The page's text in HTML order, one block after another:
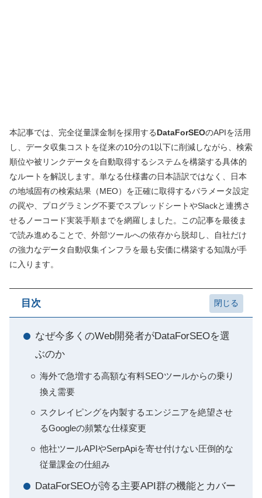
本記事では、完全従量課金制を採用するDataForSEOのAPIを活用
し、データ収集コストを従来の10分の1以下に削減しながら、検索
順位や被リンクデータを自動取得するシステムを構築する具体的
なルートを解説します。単なる仕様書の日本語訳ではなく、日本
の地域固有の検索結果（MEO）を正確に取得するパラメータ設定
の罠や、プログラミング不要でスプレッドシートやSlackと連携さ
せるノーコード実装手順までを網羅しました。この記事を最後ま
で読み進めることで、外部ツールへの依存から脱却し、自社だけ
の強力なデータ自動収集インフラを最も安価に構築する知識が手
に入ります。
目次
なぜ今多くのWeb開発者がDataForSEOを選
ぶのか
海外で急増する高額な有料SEOツールからの乗り
換え需要
スクレイピングを内製するエンジニアを絶望させ
るGoogleの頻繁な仕様変更
他社ツールAPIやSerpApiを寄せ付けない圧倒的な
従量課金の仕組み
DataForSEOが誇る主要API群の機能とカバー